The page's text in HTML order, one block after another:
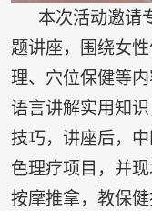
本次活动邀请
题讲座，围绕女
理、穴位保健等
语言讲解实用知
技巧，讲座后，
色理疗项目，并
按摩推拿，教保